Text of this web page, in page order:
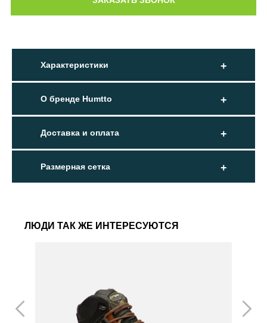
Характеристики
О бренде Humtto
Доставка и оплата
Размерная сетка
ЛЮДИ ТАК ЖЕ ИНТЕРЕСУЮТСЯ